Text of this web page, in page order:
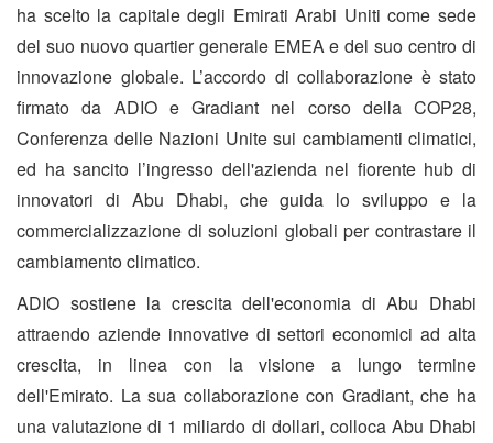
ha scelto la capitale degli Emirati Arabi Uniti come sede
del suo nuovo quartier generale EMEA e del suo centro di
innovazione globale. L’accordo di collaborazione è stato
firmato da ADIO e Gradiant nel corso della COP28,
Conferenza delle Nazioni Unite sui cambiamenti climatici,
ed ha sancito l’ingresso dell'azienda nel fiorente hub di
innovatori di Abu Dhabi, che guida lo sviluppo e la
commercializzazione di soluzioni globali per contrastare il
cambiamento climatico.
ADIO sostiene la crescita dell'economia di Abu Dhabi
attraendo aziende innovative di settori economici ad alta
crescita, in linea con la visione a lungo termine
dell'Emirato. La sua collaborazione con Gradiant, che ha
una valutazione di 1 miliardo di dollari, colloca Abu Dhabi